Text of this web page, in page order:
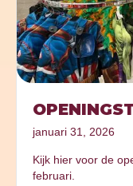
januari 31, 2026
Kijk hier voor de
februari.